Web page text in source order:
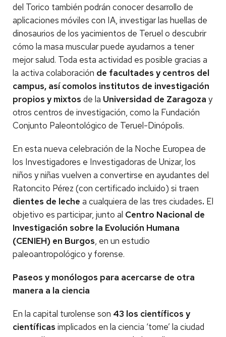
del Torico también podrán conocer desarrollo de
aplicaciones móviles con IA, investigar las huellas de
dinosaurios de los yacimientos de Teruel o descubrir
cómo la masa muscular puede ayudarnos a tener
mejor salud. Toda esta actividad es posible gracias a
la activa colaboración de facultades y centros del
campus, así comolos institutos de investigación
propios y mixtos de la Universidad de Zaragoza y
otros centros de investigación, como la Fundación
Conjunto Paleontológico de Teruel-Dinópolis.
En esta nueva celebración de la Noche Europea de
los Investigadores e Investigadoras de Unizar, los
niños y niñas vuelven a convertirse en ayudantes del
Ratoncito Pérez (con certificado incluido) si traen
dientes de leche a cualquiera de las tres ciudades. El
objetivo es participar, junto al Centro Nacional de
Investigación sobre la Evolución Humana
(CENIEH) en Burgos, en un estudio
paleoantropológico y forense.
Paseos y monólogos para acercarse de otra
manera a la ciencia
En la capital turolense son 43 los científicos y
científicas implicados en la ciencia ‘tome’ la ciudad